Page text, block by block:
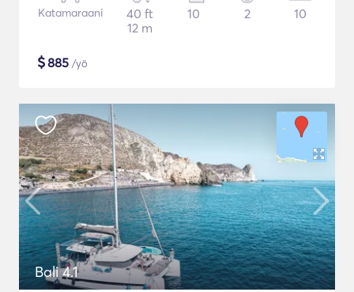
Katamaraani
40 ft
12 m
10 2 10
$885 /yö
Bali 4.1